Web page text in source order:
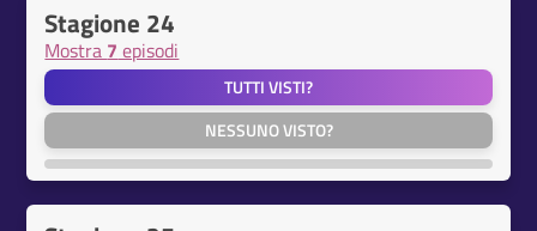
Stagione 24
Mostra 7 episodi
TUTTI VISTI?
NESSUNO VISTO?